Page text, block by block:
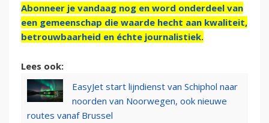
Abonneer je vandaag nog en word onderdeel van
een gemeenschap die waarde hecht aan kwaliteit,
betrouwbaarheid en échte journalistiek.
Lees ook:
EasyJet start lijndienst van Schiphol naar
noorden van Noorwegen, ook nieuwe
routes vanaf Brussel